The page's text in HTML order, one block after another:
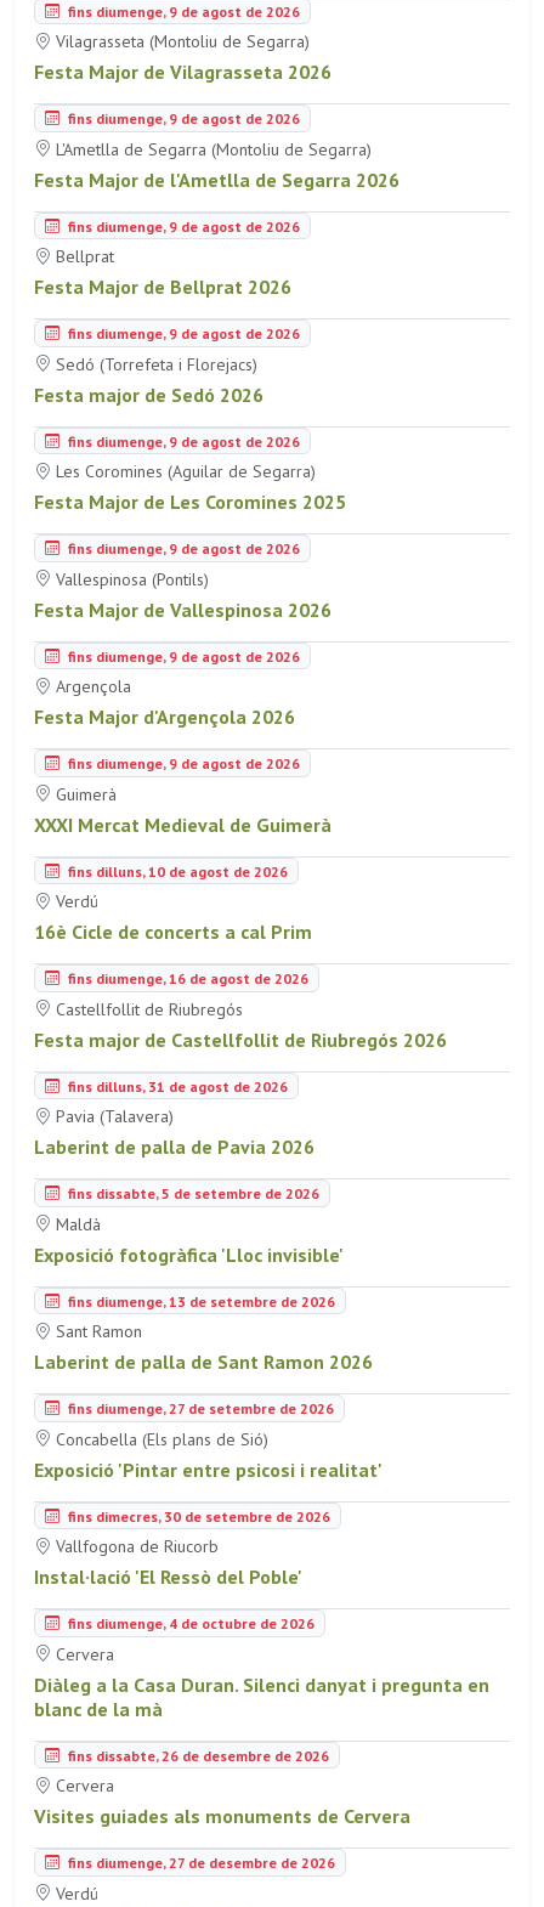
fins diumenge, 9 de agost de 2026
Vilagrasseta (Montoliu de Segarra)
Festa Major de Vilagrasseta 2026
fins diumenge, 9 de agost de 2026
L'Ametlla de Segarra (Montoliu de Segarra)
Festa Major de l'Ametlla de Segarra 2026
fins diumenge, 9 de agost de 2026
Bellprat
Festa Major de Bellprat 2026
fins diumenge, 9 de agost de 2026
Sedó (Torrefeta i Florejacs)
Festa major de Sedó 2026
fins diumenge, 9 de agost de 2026
Les Coromines (Aguilar de Segarra)
Festa Major de Les Coromines 2025
fins diumenge, 9 de agost de 2026
Vallespinosa (Pontils)
Festa Major de Vallespinosa 2026
fins diumenge, 9 de agost de 2026
Argençola
Festa Major d'Argençola 2026
fins diumenge, 9 de agost de 2026
Guimerà
XXXI Mercat Medieval de Guimerà
fins dilluns, 10 de agost de 2026
Verdú
16è Cicle de concerts a cal Prim
fins diumenge, 16 de agost de 2026
Castellfollit de Riubregós
Festa major de Castellfollit de Riubregós 2026
fins dilluns, 31 de agost de 2026
Pavia (Talavera)
Laberint de palla de Pavia 2026
fins dissabte, 5 de setembre de 2026
Maldà
Exposició fotogràfica 'Lloc invisible'
fins diumenge, 13 de setembre de 2026
Sant Ramon
Laberint de palla de Sant Ramon 2026
fins diumenge, 27 de setembre de 2026
Concabella (Els plans de Sió)
Exposició 'Pintar entre psicosi i realitat'
fins dimecres, 30 de setembre de 2026
Vallfogona de Riucorb
Instal·lació 'El Ressò del Poble'
fins diumenge, 4 de octubre de 2026
Cervera
Diàleg a la Casa Duran. Silenci danyat i pregunta en
blanc de la mà
fins dissabte, 26 de desembre de 2026
Cervera
Visites guiades als monuments de Cervera
fins diumenge, 27 de desembre de 2026
Verdú